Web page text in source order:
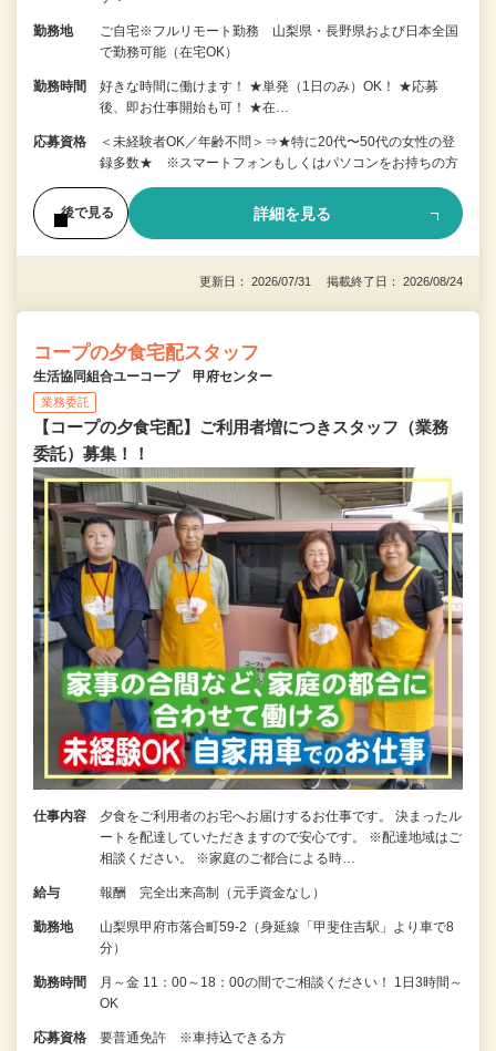
勤務地
ご自宅※フルリモート勤務 山梨県・長野県および日本全国
で勤務可能（在宅OK）
勤務時間
好きな時間に働けます！ ★単発（1日のみ）OK！ ★応募
後、即お仕事開始も可！ ★在…
応募資格
＜未経験者OK／年齢不問＞⇒★特に20代〜50代の女性の登
録多数★ ※スマートフォンもしくはパソコンをお持ちの方
後で見る 詳細を見る
更新日： 2026/07/31 掲載終了日： 2026/08/24
コープの夕食宅配スタッフ
生活協同組合ユーコープ 甲府センター
業務委託
【コープの夕食宅配】ご利用者増につきスタッフ（業務
委託）募集！！
仕事内容
夕食をご利用者のお宅へお届けするお仕事です。 決まったル
ートを配達していただきますので安心です。 ※配達地域はご
相談ください。 ※家庭のご都合による時…
給与 報酬 完全出来高制（元手資金なし）
勤務地
山梨県甲府市落合町59-2（身延線「甲斐住吉駅」より車で8
分）
勤務時間
月～金 11：00～18：00の間でご相談ください！ 1日3時間～
OK
応募資格 要普通免許 ※車持込できる方